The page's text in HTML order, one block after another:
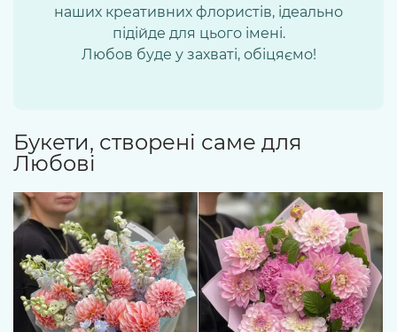
наших креативних флористів, ідеально
підійде для цього імені.
Любов буде у захваті, обіцяємо!
Букети, створені саме для
Любові